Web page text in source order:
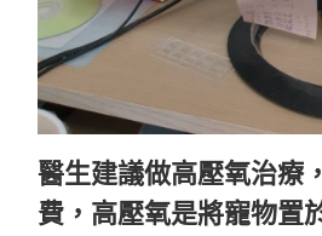
醫生建議做高壓氧治療
費，高壓氧是將寵物置